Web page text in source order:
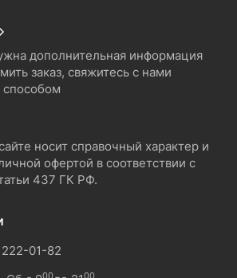
дополнительная информация
заказ, свяжитесь с нами
носит справочный характер и
офертой в соответствии с
437 ГК РФ.
01-82